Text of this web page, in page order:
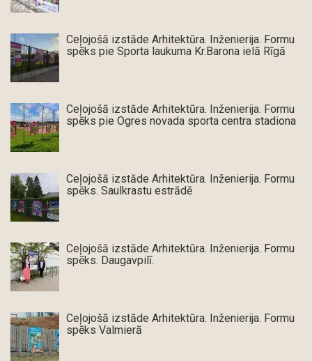
Ceļojošā izstāde Arhitektūra. Inženierija. Formu
spēks pie Sporta laukuma Kr.Barona ielā Rīgā
Ceļojošā izstāde Arhitektūra. Inženierija. Formu
spēks pie Ogres novada sporta centra stadiona
Ceļojošā izstāde Arhitektūra. Inženierija. Formu
spēks. Saulkrastu estrādē
Ceļojošā izstāde Arhitektūra. Inženierija. Formu
spēks. Daugavpilī.
Ceļojošā izstāde Arhitektūra. Inženierija. Formu
spēks Valmierā